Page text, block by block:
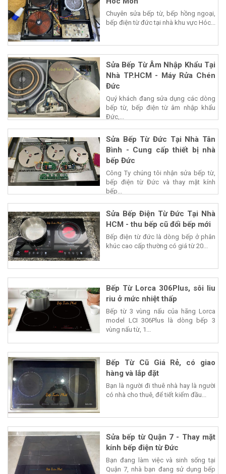
Chuyên sửa bếp từ, bếp hồng ngoại,
bếp điện từ đức tại nhà khu vực Hóc...
Sửa Bếp Từ Âm Nhập Khẩu Tại
Nhà TP.HCM - Máy Rửa Chén
Đức
Quý khách đang sửa dụng các dòng
bếp từ, bếp điện từ âm nhập khẩu
Đức,...
Sửa Bếp Từ Đức Tại Nhà Tân
Bình - Cung cấp thiết bị nhà
bếp Đức
Công Ty chúng tôi nhận sửa bếp từ,
bếp điện từ Đức và thay mặt kính
bếp...
Sửa Bếp Điện Từ Đức Tại Nhà
HCM - thu bếp cũ đổi bếp mới
Bếp điện từ đức là dòng bếp ở phân
khúc cao cấp thường có giá từ 20...
Bếp Từ Lorca 306Plus, sôi liu
riu ở mức nhiệt thấp
Bếp từ 3 vùng nấu của hãng Lorca
model LCI 306Plus là dòng bếp 3
vùng nấu từ, 1...
Bếp Từ Cũ Giá Rẻ, có giao
hàng và lắp đặt
Bạn là người đi thuê nhà hay là người
có nhà cho thuê, để tiết kiểm đầu...
Sửa bếp từ Quận 7 - Thay mặt
kính bếp điện từ Đức
Bạn đang làm việc và sinh sống tại
Quận 7, nhà bạn đang sử dụng bếp